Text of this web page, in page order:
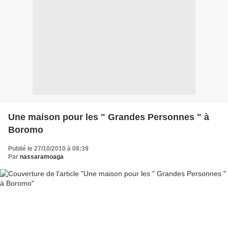
Une maison pour les " Grandes Personnes " à
Boromo
Publié le 27/10/2010 à 08:39
Par nassaramoaga